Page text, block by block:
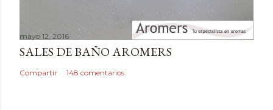
mayo 12, 2016
SALES DE BAÑO AROMERS
Compartir 148 comentarios